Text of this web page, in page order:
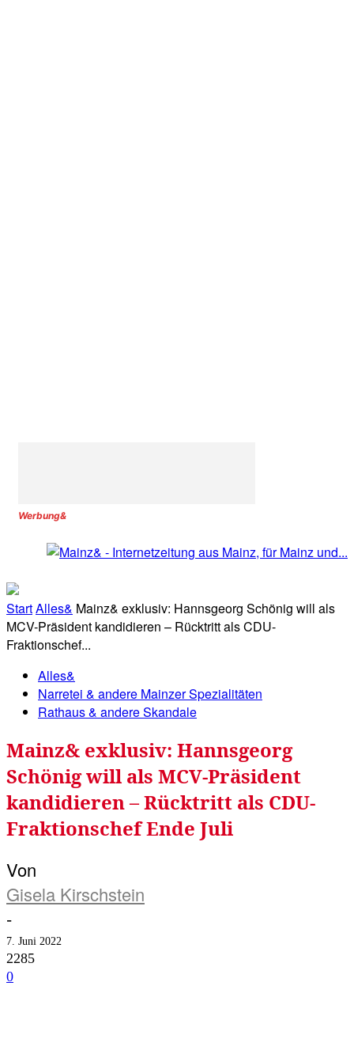
Werbung&
StartAlles& Mainz& exklusiv: Hannsgeorg Schönig will als
MCV-Präsident kandidieren – Rücktritt als CDU-
Fraktionschef...
Alles&
Narretei & andere Mainzer Spezialitäten
Rathaus & andere Skandale
Mainz& exklusiv: Hannsgeorg
Schönig will als MCV-Präsident
kandidieren – Rücktritt als CDU-
Fraktionschef Ende Juli
Von
Gisela Kirschstein
-
7. Juni 2022
2285
0